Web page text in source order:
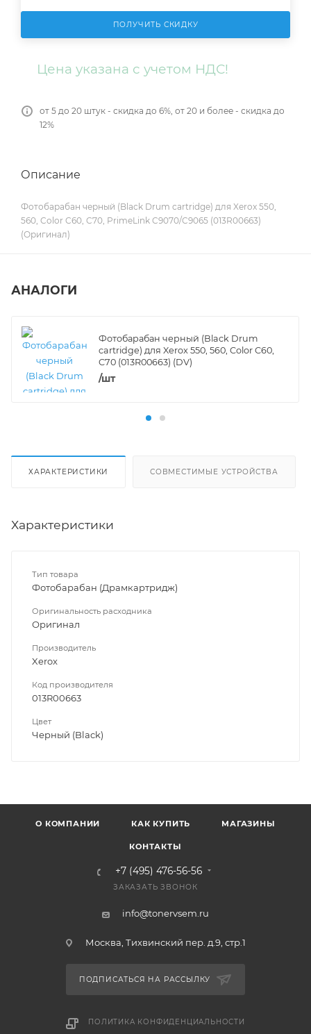
ПОЛУЧИТЬ СКИДКУ
Цена указана с учетом НДС!
от 5 до 20 штук - скидка до 6%, от 20 и более - скидка до
12%
Описание
Фотобарабан черный (Black Drum cartridge) для Xerox 550,
560, Color C60, C70, PrimeLink C9070/C9065 (013R00663)
(Оригинал)
АНАЛОГИ
Фотобарабан черный (Black Drum
cartridge) для Xerox 550, 560, Color C60,
C70 (013R00663) (DV)
/шт
ХАРАКТЕРИСТИКИ СОВМЕСТИМЫЕ УСТРОЙСТВА
Характеристики
Тип товара
Фотобарабан (Драмкартридж)
Оригинальность расходника
Оригинал
Производитель
Xerox
Код производителя
013R00663
Цвет
Черный (Black)
О КОМПАНИИ КАК КУПИТЬ МАГАЗИНЫ
КОНТАКТЫ
+7 (495) 476-56-56
ЗАКАЗАТЬ ЗВОНОК
info@tonervsem.ru
Москва, Тихвинский пер. д.9, стр.1
ПОДПИСАТЬСЯ НА РАССЫЛКУ
ПОЛИТИКА КОНФИДЕНЦИАЛЬНОСТИ